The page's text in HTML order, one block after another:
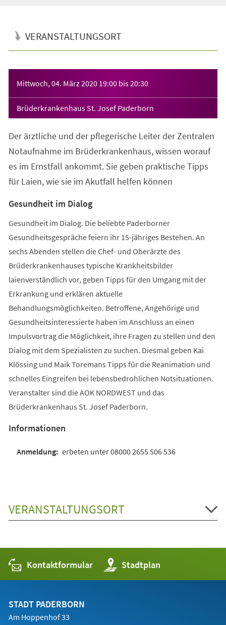
VERANSTALTUNGSORT
Mittwoch, 04. März 2020 19:00 bis20:30
Brüderkrankenhaus St. Josef Paderborn
Der ärztliche und der pflegerische Leiter der Zentralen
Notaufnahme im Brüderkrankenhaus, wissen worauf
es im Ernstfall ankommt. Sie geben praktische Tipps
für Laien, wie sie im Akutfall helfen können
Gesundheit im Dialog
Gesundheit im Dialog. Die beliebte Paderborner
Gesundheitsgespräche feiern ihr 15-jähriges Bestehen. An
sechs Abenden stellen die Chef- und Oberärzte des
Brüderkrankenhauses typische Krankheitsbilder
laienverständlich vor, geben Tipps für den Umgang mit der
Erkrankung und erklären aktuelle
Behandlungsmöglichkeiten. Betroffene, Angehörige und
Gesundheitsinteressierte haben im Anschluss an einen
Impulsvortrag die Möglichkeit, ihre Fragen zu stellen und den
Dialog mit dem Spezialisten zu suchen. Diesmal geben Kai
Klössing und Maik Toremans Tipps für die Reanimation und
schnelles Eingreifen bei lebensbedrohlichen Notsituationen.
Veranstalter sind die AOK NORDWEST und das
Brüderkrankenhaus St. Josef Paderborn.
Informationen
erbeten unter 08000 2655 506 536
VERANSTALTUNGSORT
Kontaktformular Stadtplan
(Öffnet
in
einem
STADT PADERBORN
Am Hoppenhof 33